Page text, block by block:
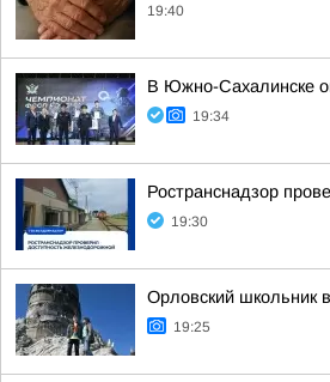
19:40
В Южно-Сахалинске
19:34
Ространснадзор
19:30
Орловский школьник
19:25